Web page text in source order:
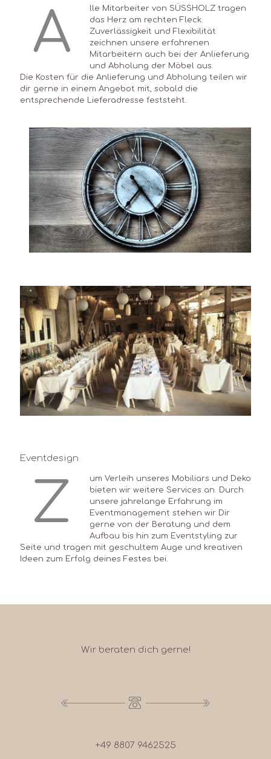
A
lle Mitarbeiter von SÜSSHOLZ tragen
das Herz am rechten Fleck.
Zuverlässigkeit und Flexibilität
zeichnen unsere erfahrenen
Mitarbeitern auch bei der Anlieferung
und Abholung der Möbel aus.
Die Kosten für die Anlieferung und Abholung teilen wir
dir gerne in einem Angebot mit, sobald die
entsprechende Lieferadresse feststeht.
Eventdesign
Z
um Verleih unseres Mobiliars und Deko
bieten wir weitere Services an. Durch
unsere jahrelange Erfahrung im
Eventmanagement stehen wir Dir
gerne von der Beratung und dem
Aufbau bis hin zum Eventstyling zur
Seite und tragen mit geschultem Auge und kreativen
Ideen zum Erfolg deines Festes bei.
Wir beraten dich gerne!
+49 8807 9462525